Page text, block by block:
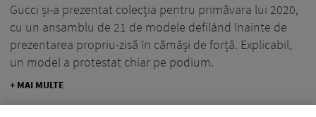
Gucci și-a prezentat colecția pentru primăvara lui 2020,
cu un ansamblu de 21 de modele defilând înainte de
prezentarea propriu-zisă în cămăși de forță. Explicabil,
un model a protestat chiar pe podium.
+ MAI MULTE